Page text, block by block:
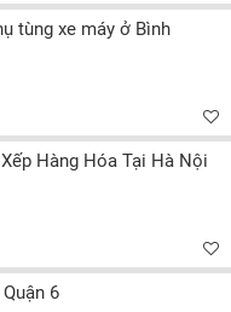
tùng xe máy ở Bình
Hàng Hóa Tại Hà Nội
6